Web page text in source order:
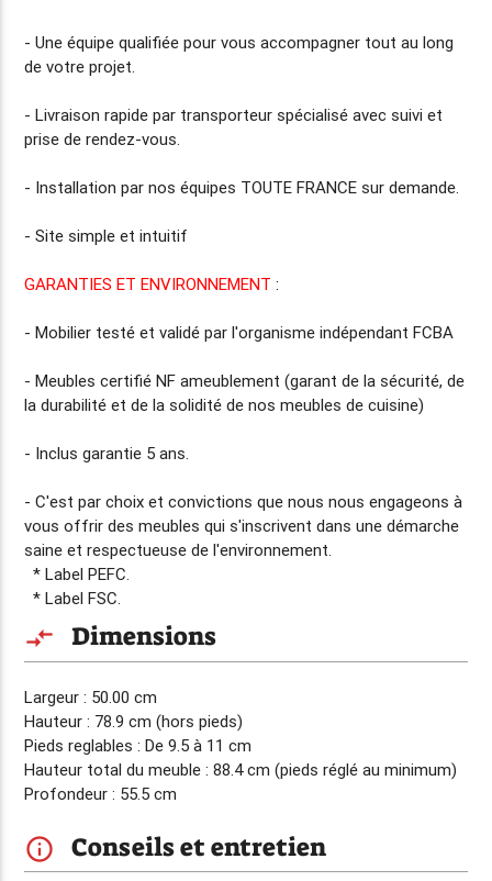
- Une équipe qualifiée pour vous accompagner tout au long
de votre projet.
-Livraison rapide par transporteur spécialisé avec suivi et
prise de rendez-vous.
- Installation par nos équipes TOUTE FRANCE sur demande.
- Site simple et intuitif
GARANTIES ET ENVIRONNEMENT:
- Mobilier testé et validé par l'organisme indépendant FCBA
- Meubles certifié NF ameublement (garant de la sécurité, de
la durabilité et de la solidité de nos meubles de cuisine)
- Inclusgarantie 5 ans.
- C'est par choix et convictions que nous nous engageons à
vous offrir des meubles qui s'inscrivent dans une démarche
saine et respectueuse de l'environnement.
* Label PEFC.
* Label FSC.
compare_arrows Dimensions
Largeur : 50.00 cm
Hauteur : 78.9 cm (hors pieds)
Pieds reglables : De 9.5 à 11 cm
Hauteur total du meuble : 88.4 cm (pieds réglé au minimum)
Profondeur : 55.5 cm
info_outline Conseils et entretien